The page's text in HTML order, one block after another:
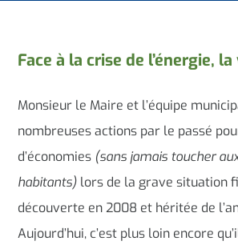
Face à la crise de l’énergie,
Monsieur le Maire et l’équipe
nombreuses actions par le passé
d’économies (sans jamais toucher
habitants) lors de la grave situation
découverte en 2008 et héritée de
Aujourd’hui, c’est plus loin encore